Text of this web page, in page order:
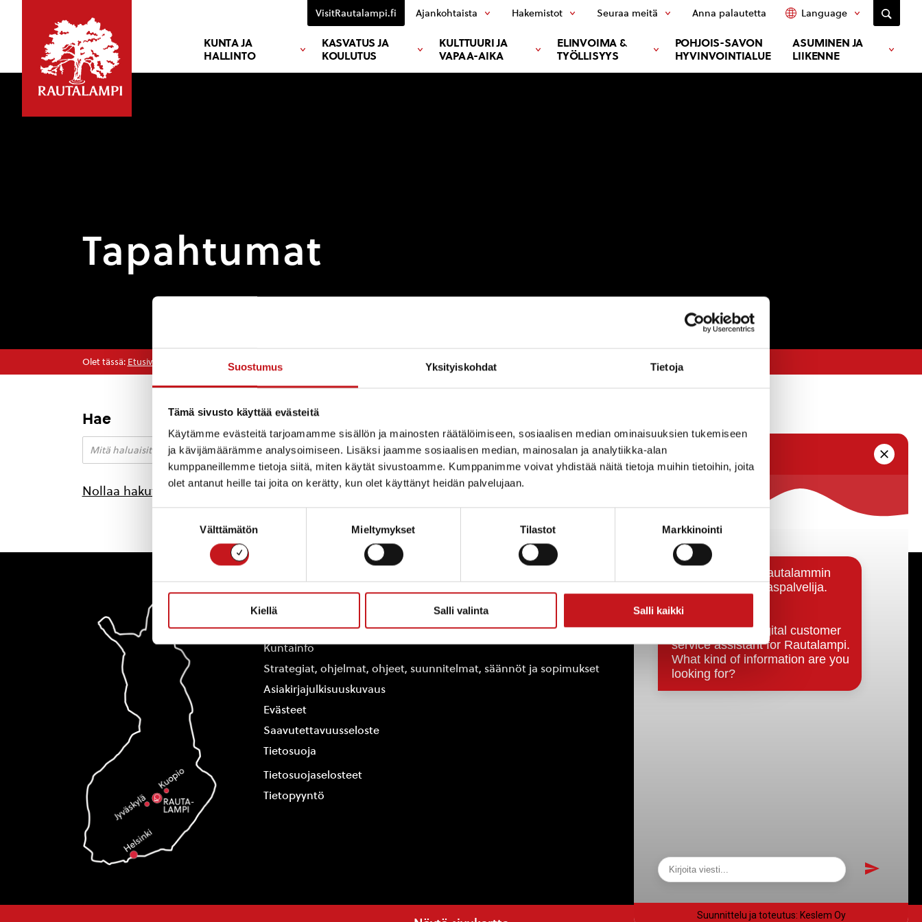
Suostumus Yksityiskohdat Tietoja
Tämä sivusto käyttää evästeitä
Käytämme evästeitä tarjoamamme sisällön ja mainosten räätälöimiseen, sosiaalisen median ominaisuuksien tukemiseen
ja kävijämäärämme analysoimiseen. Lisäksi jaamme sosiaalisen median, mainosalan ja analytiikka-alan
kumppaneillemme tietoja siitä, miten käytät sivustoamme. Kumppanimme voivat yhdistää näitä tietoja muihin tietoihin, joita
olet antanut heille tai joita on kerätty, kun olet käyttänyt heidän palvelujaan.
Välttämätön Mieltymykset Tilastot Markkinointi
Kiellä Salli valinta Salli kaikki
KUNTA JA
HALLINTO
KASVATUS JA
KOULUTUS
KULTTUURI JA
VAPAA-AIKA
ELINVOIMA &
TYÖLLISYYS
POHJOIS-SAVON
HYVINVOINTIALUE
ASUMINEN JA
LIIKENNE
VisitRautalampi.fi Ajankohtaista Hakemistot Seuraa meitä Anna palautetta Language
Tapahtumat
Olet tässä: Etusivu
Hae
Nollaa hakutulokset
Yhteystiedot
Kuntainfo
Strategiat, ohjelmat, ohjeet, suunnitelmat, säännöt ja sopimukset
Asiakirjajulkisuuskuvaus
Evästeet
Saavutettavuusseloste
Tietosuoja
Tietosuojaselosteet
Tietopyyntö
Päätökset, esityslistat & pöytäkirjat
Hallinto
Kunnanhallitus
Kunnanvaltuusto